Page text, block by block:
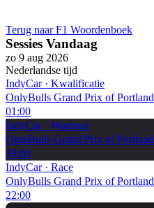
Terug naar F1 Woordenboek
Sessies Vandaag
zo 9 aug 2026
Nederlandse tijd
IndyCar· Kwalificatie
OnlyBulls Grand Prix of Portland
01:00
IndyCar· Warmup
OnlyBulls Grand Prix of Portland
19:00
IndyCar· Race
OnlyBulls Grand Prix of Portland
22:00